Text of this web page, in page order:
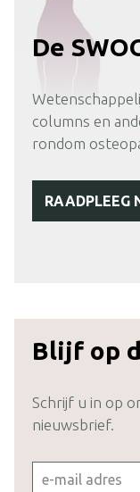
De
columns en
rondom
RAADPLEEG
Blijf op
Schrijf u in op
nieuwsbrief.